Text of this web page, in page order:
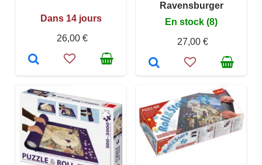
Dans 14 jours
26,00 €
Ravensburger
En stock (8)
27,00 €